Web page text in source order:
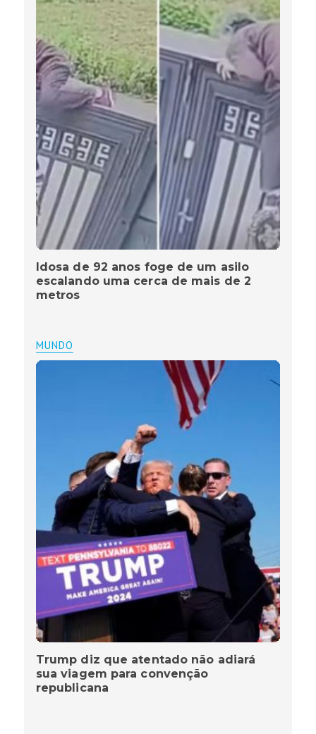
Idosa de 92 anos foge de um asilo
escalando uma cerca de mais de 2
metros
MUNDO
Trump diz que atentado não adiará
sua viagem para convenção
republicana